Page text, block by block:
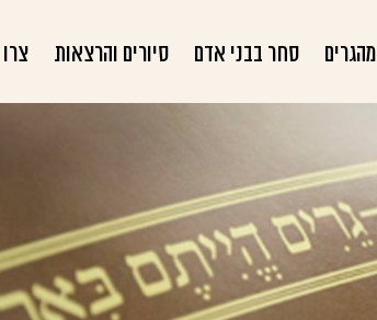
מהגרים סחר בבני אדם סיורים והרצאות